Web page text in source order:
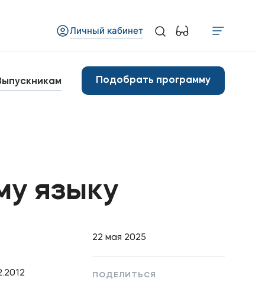
Личный кабинет
Подобрать программу
языку
22 мая 2025
ПОДЕЛИТЬСЯ